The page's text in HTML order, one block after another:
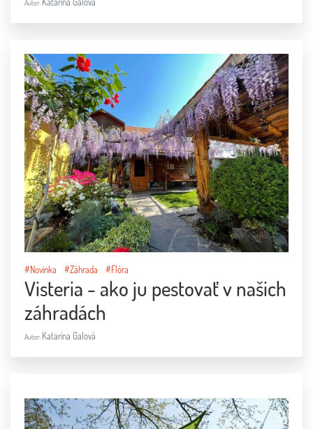
#Novinka #Záhrada #Flóra
Visteria - ako ju pestovať v našich
záhradách
Autor:Katarína Galová